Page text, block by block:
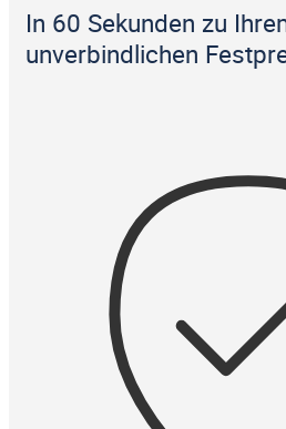
In 60 Sekunden zu
unverbindlichen